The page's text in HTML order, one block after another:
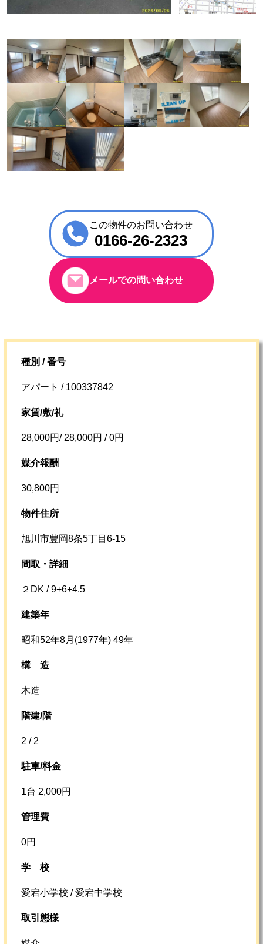
この物件のお問い合わせ
0166-26-2323
メールでの問い合わせ
種別 / 番号
アパート / 100337842
家賃/敷/礼
28,000円/ 28,000円 / 0円
媒介報酬
30,800円
物件住所
旭川市豊岡8条5丁目6-15
間取・詳細
２DK / 9+6+4.5
建築年
昭和52年8月(1977年) 49年
構 造
木造
階建/階
2 / 2
駐車/料金
1台 2,000円
管理費
0円
学校
愛宕小学校 / 愛宕中学校
取引態様